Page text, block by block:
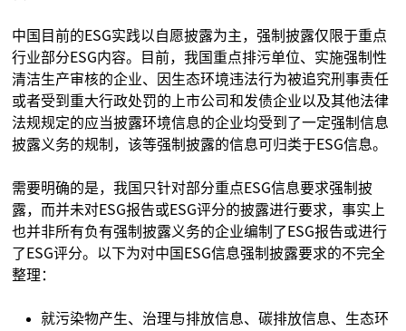
中国目前的ESG实践以自愿披露为主，强制披露仅限于重点
行业部分ESG内容。目前，我国重点排污单位、实施强制性
清洁生产审核的企业、因生态环境违法行为被追究刑事责任
或者受到重大行政处罚的上市公司和发债企业以及其他法律
法规规定的应当披露环境信息的企业均受到了一定强制信息
披露义务的规制，该等强制披露的信息可归类于ESG信息。
需要明确的是，我国只针对部分重点ESG信息要求强制披
露，而并未对ESG报告或ESG评分的披露进行要求，事实上
也并非所有负有强制披露义务的企业编制了ESG报告或进行
了ESG评分。以下为对中国ESG信息强制披露要求的不完全
整理：
就污染物产生、治理与排放信息、碳排放信息、生态环